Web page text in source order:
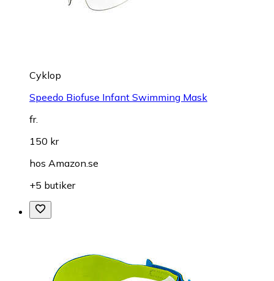
Cyklop
Speedo Biofuse Infant Swimming Mask
fr.
150 kr
hos Amazon.se
+5 butiker